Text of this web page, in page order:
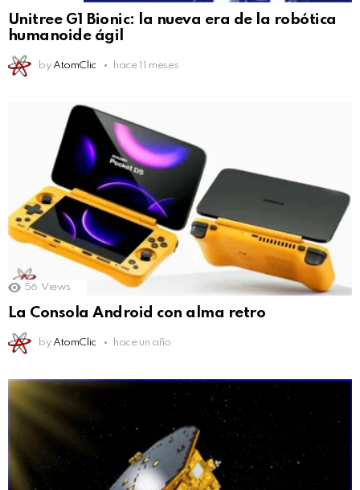
Unitree G1 Bionic: la nueva era de la robótica
humanoide ágil
by AtomClic hace 11 meses
56 Views
La Consola Android con alma retro
by AtomClic hace un año